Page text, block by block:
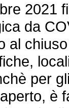
2021
da
al
per
è